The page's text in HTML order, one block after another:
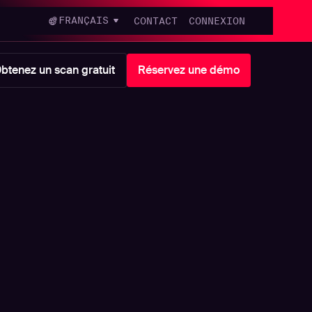
FRANÇAIS CONTACT CONNEXION
un scan gratuit Réservez une démo